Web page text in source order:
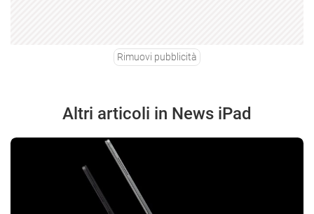
Rimuovi pubblicità
Altri articoli in News iPad